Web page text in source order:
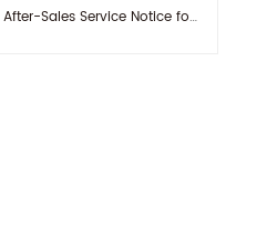
After-Sales Service Notice for Turkey Region